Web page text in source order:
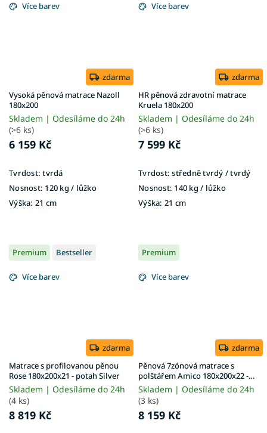
Více barev
zdarma
Vysoká pěnová matrace Nazoll
180x200
Skladem | Odesíláme do 24h
(>6 ks)
6 159 Kč
Tvrdost: tvrdá
Nosnost: 120 kg​​​​​ / lůžko
Výška: 21 cm
Více barev
zdarma
HR pěnová zdravotní matrace
Kruela 180x200
Skladem | Odesíláme do 24h
(>6 ks)
7 599 Kč
Tvrdost: středně tvrdý / tvrdý
Nosnost: 140 kg / lůžko
Výška: 21 cm
Premium Bestseller
Více barev
zdarma
Matrace s profilovanou pěnou
Rose 180x200x21 - potah Silver
Skladem | Odesíláme do 24h
(4 ks)
8 819 Kč
Premium
Více barev
zdarma
Pěnová 7zónová matrace s
polštářem Amico 180x200x22 -
potah Silver
Skladem | Odesíláme do 24h
(3 ks)
8 159 Kč